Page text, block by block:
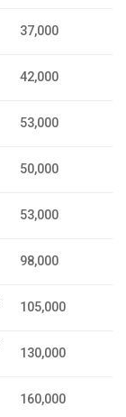
37,000
42,000
53,000
50,000
53,000
98,000
105,000
130,000
160,000